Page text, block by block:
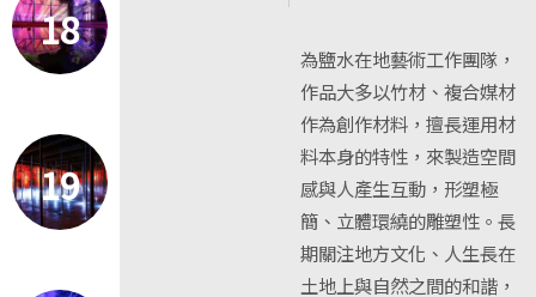
18
19
為鹽水在地藝術工作團隊，
作品大多以竹材、複合媒材
作為創作材料，擅長運用材
料本身的特性，來製造空間
感與人產生互動，形塑極
簡、立體環繞的雕塑性。長
期關注地方文化、人生長在
土地上與自然之間的和諧，